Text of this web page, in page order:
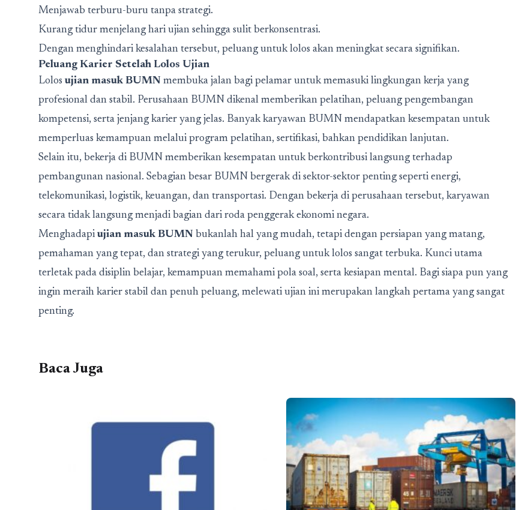
Menjawab terburu-buru tanpa strategi.
Kurang tidur menjelang hari ujian sehingga sulit berkonsentrasi.
Dengan menghindari kesalahan tersebut, peluang untuk lolos akan meningkat secara signifikan.
Peluang Karier Setelah Lolos Ujian
Lolos ujian masuk BUMN membuka jalan bagi pelamar untuk memasuki lingkungan kerja yang
profesional dan stabil. Perusahaan BUMN dikenal memberikan pelatihan, peluang pengembangan
kompetensi, serta jenjang karier yang jelas. Banyak karyawan BUMN mendapatkan kesempatan untuk
memperluas kemampuan melalui program pelatihan, sertifikasi, bahkan pendidikan lanjutan.
Selain itu, bekerja di BUMN memberikan kesempatan untuk berkontribusi langsung terhadap
pembangunan nasional. Sebagian besar BUMN bergerak di sektor-sektor penting seperti energi,
telekomunikasi, logistik, keuangan, dan transportasi. Dengan bekerja di perusahaan tersebut, karyawan
secara tidak langsung menjadi bagian dari roda penggerak ekonomi negara.
Menghadapi ujian masuk BUMN bukanlah hal yang mudah, tetapi dengan persiapan yang matang,
pemahaman yang tepat, dan strategi yang terukur, peluang untuk lolos sangat terbuka. Kunci utama
terletak pada disiplin belajar, kemampuan memahami pola soal, serta kesiapan mental. Bagi siapa pun yang
ingin meraih karier stabil dan penuh peluang, melewati ujian ini merupakan langkah pertama yang sangat
penting.
Baca Juga